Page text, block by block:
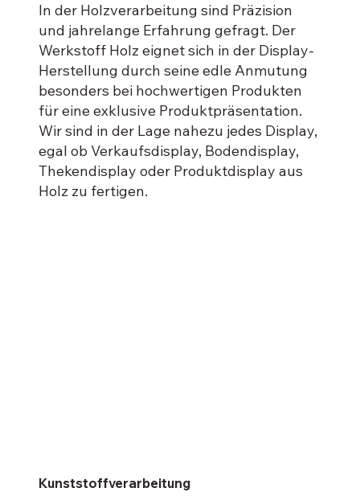
In der Holzverarbeitung sind Präzision
und jahrelange Erfahrung gefragt. Der
Werkstoff Holz eignet sich in der Display-
Herstellung durch seine edle Anmutung
besonders bei hochwertigen Produkten
für eine exklusive Produktpräsentation.
Wir sind in der Lage nahezu jedes Display,
egal ob Verkaufsdisplay, Bodendisplay,
Thekendisplay oder Produktdisplay aus
Holz zu fertigen.
Kunststoffverarbeitung